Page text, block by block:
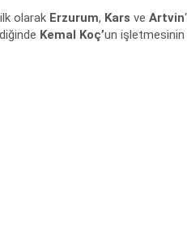
olarak Erzurum, Kars ve Artvin
Kemal Koç’un işletmesinin